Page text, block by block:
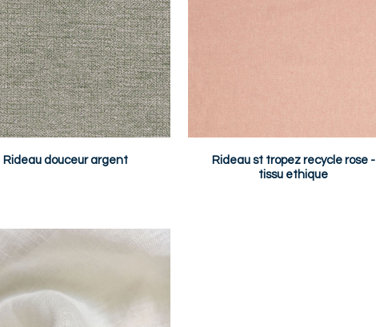
Rideau douceur argent
Rideau st tropez recycle rose -
tissu ethique